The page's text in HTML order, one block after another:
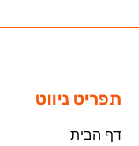
תפריט ניווט
דף הבית